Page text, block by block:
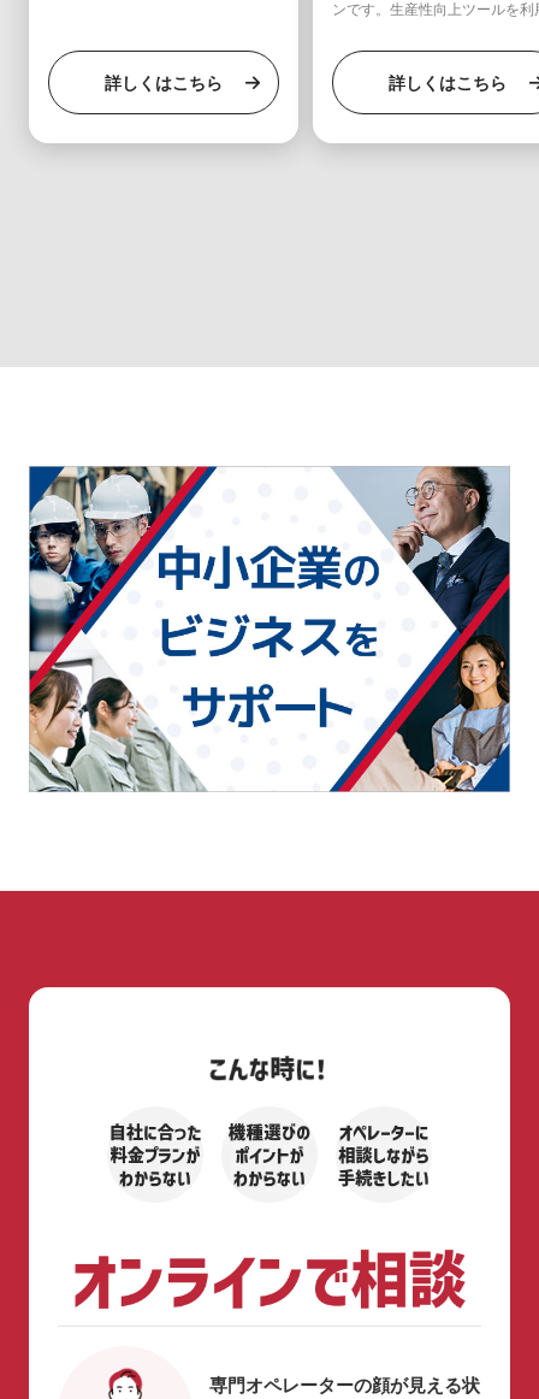
詳しくはこちら
ンです。生産性向上ツールを利
や、デバイス上のデータの保護
能です。ユーザー数300人以下
織向けです。
詳しくはこちら
専門オペレーターの顔が見える状